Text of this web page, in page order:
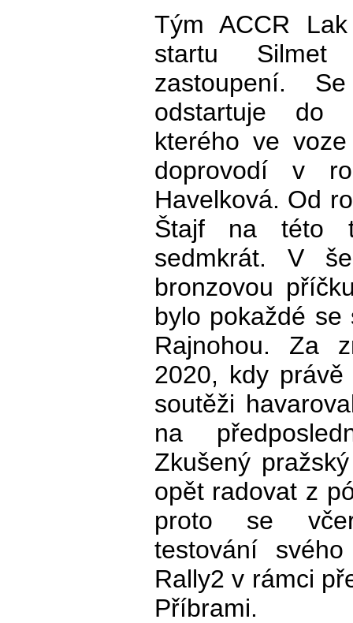
Tým ACCR
startu
zastoupení.
odstartuje do
kterého ve
doprovodí v
Havelková. Od
Štajf na této
sedmkrát. V
bronzovou
bylo pokaždé se
Rajnohou. Za
2020, kdy
soutěži
na
Zkušený
opět radovat z
proto se
testování
Rally2 v rámci
Příbrami.